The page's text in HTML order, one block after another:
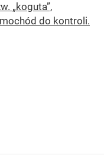
„koguta”,
do kontroli.